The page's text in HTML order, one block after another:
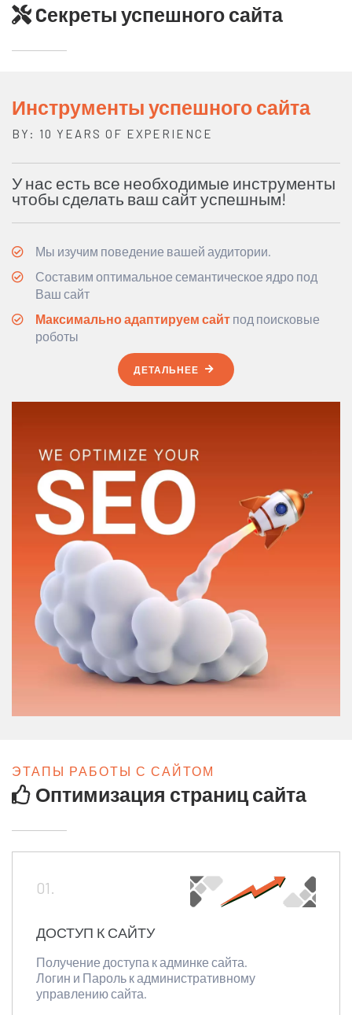
Cекреты успешного сайта
Инструменты успешного сайта
BY: 10 YEARS OF EXPERIENCE
У нас есть все необходимые инструменты
чтобы сделать ваш сайт успешным!
Мы изучим поведение вашей аудитории.
Составим оптимальное семантическое ядро под
Ваш сайт
Максимально адаптируем сайт под поисковые
роботы
ДЕТАЛЬНЕЕ
ЭТАПЫ РАБОТЫ С САЙТОМ
Оптимизация страниц сайта
01.
ДОСТУП К САЙТУ
Получение доступа к админке сайта.
Логин и Пароль к административному
управлению сайта.